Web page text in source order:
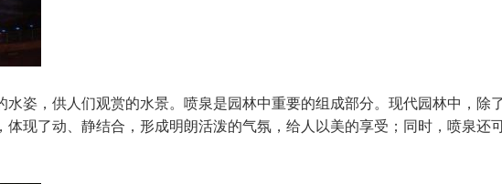
姿，供人们观赏的水景。喷泉是园林中重要的组成部分。现代园林中，除
现了动、静结合，形成明朗活泼的气氛，给人以美的享受；同时，喷泉还